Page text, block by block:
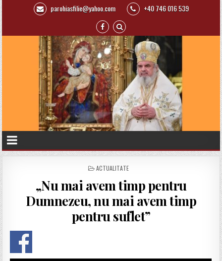
parohiasfilie@yahoo.com +40 746 016 539
P
S
E
I
ACTUALITATE
„Nu mai avem timp pentru
Dumnezeu, nu mai avem timp
pentru suflet”